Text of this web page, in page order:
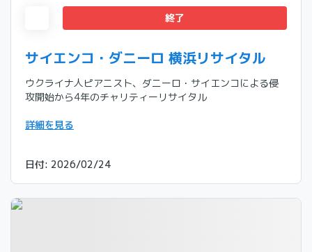
サイエンコ・ダニーロ 横浜リサイタル
終了
ウクライナ人ピアニスト、ダニーロ・サイエンコによる侵
攻開始から4年のチャリティーリサイタル
詳細を見る
日付: 2026/02/24